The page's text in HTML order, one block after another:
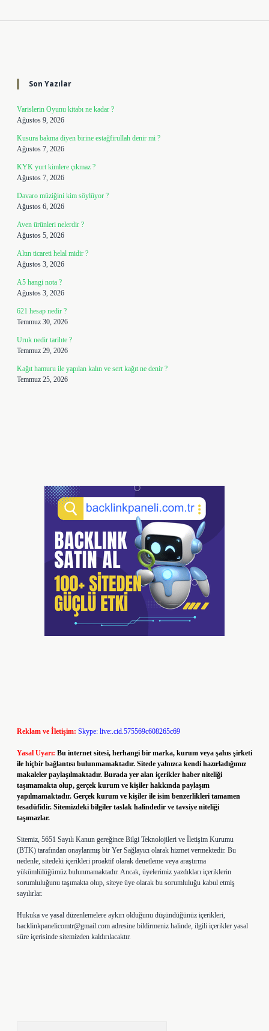
Son Yazılar
Varislerin Oyunu kitabı ne kadar ?
Ağustos 9, 2026
Kusura bakma diyen birine estağfirullah denir mi ?
Ağustos 7, 2026
KYK yurt kimlere çıkmaz ?
Ağustos 7, 2026
Davaro müziğini kim söylüyor ?
Ağustos 6, 2026
Aven ürünleri nelerdir ?
Ağustos 5, 2026
Altın ticareti helal midir ?
Ağustos 3, 2026
A5 hangi nota ?
Ağustos 3, 2026
621 hesap nedir ?
Temmuz 30, 2026
Uruk nedir tarihte ?
Temmuz 29, 2026
Kağıt hamuru ile yapılan kalın ve sert kağıt ne denir ?
Temmuz 25, 2026
Reklam ve İletişim: Skype: live:.cid.575569c608265c69
Yasal Uyarı: Bu internet sitesi, herhangi bir marka, kurum veya şahıs şirketi
ile hiçbir bağlantısı bulunmamaktadır. Sitede yalnızca kendi hazırladığımız
makaleler paylaşılmaktadır. Burada yer alan içerikler haber niteliği
taşımamakta olup, gerçek kurum ve kişiler hakkında paylaşım
yapılmamaktadır. Gerçek kurum ve kişiler ile isim benzerlikleri tamamen
tesadüfidir. Sitemizdeki bilgiler taslak halindedir ve tavsiye niteliği
taşımazlar.
Sitemiz, 5651 Sayılı Kanun gereğince Bilgi Teknolojileri ve İletişim Kurumu
(BTK) tarafından onaylanmış bir Yer Sağlayıcı olarak hizmet vermektedir. Bu
nedenle, sitedeki içerikleri proaktif olarak denetleme veya araştırma
yükümlülüğümüz bulunmamaktadır. Ancak, üyelerimiz yazdıkları içeriklerin
sorumluluğunu taşımakta olup, siteye üye olarak bu sorumluluğu kabul etmiş
sayılırlar.
Hukuka ve yasal düzenlemelere aykırı olduğunu düşündüğünüz içerikleri,
backlinkpanelicomtr@gmail.com adresine bildirmeniz halinde, ilgili içerikler yasal
süre içerisinde sitemizden kaldırılacaktır.